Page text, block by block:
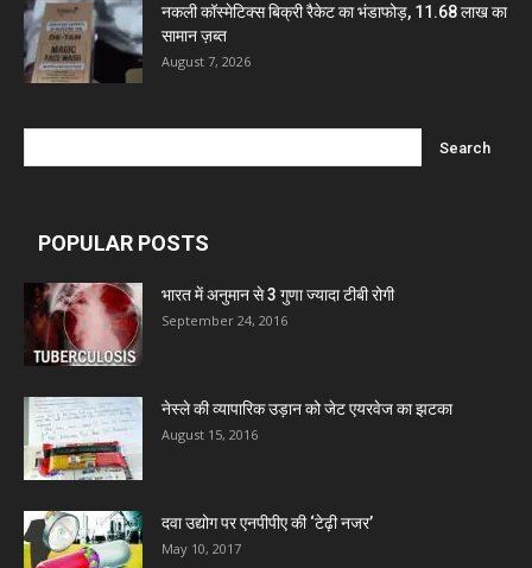
Mcneil & Argus Pharmaceuticals Limited
Nitin Lifesciences Ltd.
Leeford Healthcare Ltd
Admac Group Companies
Deep Shree Pharmaceuticals
Zumentes Healthcare
नकली कॉस्मेटिक्स बिक्री रैकेट का भंडाफोड़, 11.68 लाख का
सामान ज़ब्त
August 7, 2026
POPULAR POSTS
भारत में अनुमान से 3 गुणा ज्यादा टीबी रोगी
September 24, 2016
नेस्ले की व्यापारिक उड़ान को जेट एयरवेज का झटका
August 15, 2016
दवा उद्योग पर एनपीपीए की ‘टेढ़ी नजर’
May 10, 2017